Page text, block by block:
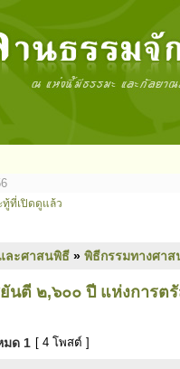
ทู้ที่เปิดดูแล้ว
ละศาสนพิธี » พิธีกรรมทางศา
ตี ๒,๖๐๐ ปี แห่งการตรั
มด 1 [ 4 โพสต์ ]